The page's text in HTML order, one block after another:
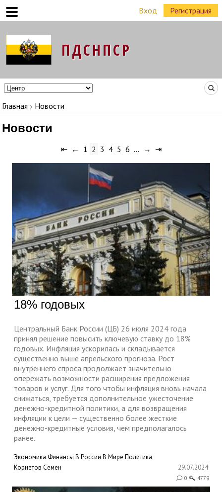
Вход Регистрация
Главная Новости
Новости
⇤ ← 1 2 3 4 5 6 … → ⇥
18% годовых
Центральный Банк России (ЦБ) 26 июля 2024 года
принял решение повысить ключевую ставку до 18%
годовых. Инфляция ускорилась и складывается
существенно выше апрельского прогноза. Рост
внутреннего спроса продолжает значительно
опережать возможности расширения предложения
товаров и услуг. Для того чтобы инфляция вновь начала
снижаться, требуется дополнительное ужесточение
денежно-кредитной политики, а для возвращения
инфляции к цели — существенно более жесткие
денежно-кредитные условия, чем предполагалось
ранее.
Экономика Финансы В России В Мире Политика
Корнетов Семен
29.07.2024
0 4779